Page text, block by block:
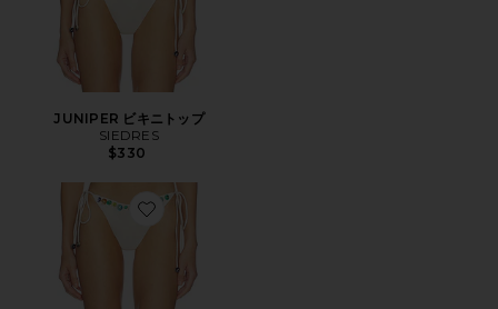
JUNIPER ビキニトップ
SIEDRES
$330
Favorite ROM ビキニボトム